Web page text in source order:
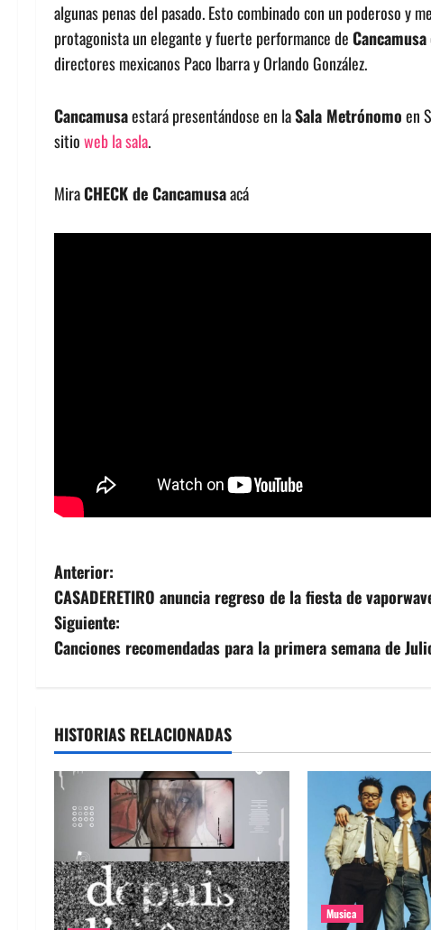
algunas penas del pasado. Esto combinado con un poderoso y
protagonista un elegante y fuerte performance deCancamusa
directores mexicanos Paco Ibarra y Orlando González.
Cancamusaestará presentándose en laSala Metrónomoen
sitioweb la sala.
MiraCHECK de Cancamusaacá
N
a
v
g
a
c
ó
n
Anterior:
CASADERETIRO anuncia regreso de la fiesta de
Siguiente:
Canciones recomendadas para la primera semana de
HISTORIAS RELACIONADAS
Musica